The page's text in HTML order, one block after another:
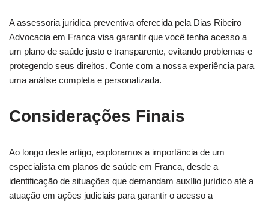
A assessoria jurídica preventiva oferecida pela Dias Ribeiro
Advocacia em Franca visa garantir que você tenha acesso a
um plano de saúde justo e transparente, evitando problemas e
protegendo seus direitos. Conte com a nossa experiência para
uma análise completa e personalizada.
Considerações Finais
Ao longo deste artigo, exploramos a importância de um
especialista em planos de saúde em Franca, desde a
identificação de situações que demandam auxílio jurídico até a
atuação em ações judiciais para garantir o acesso a